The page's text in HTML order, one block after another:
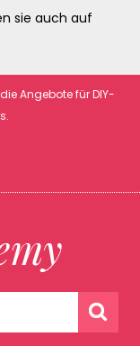
sie auch auf
Angebote für DIY-